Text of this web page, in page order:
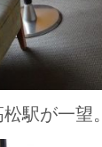
駅が一望。